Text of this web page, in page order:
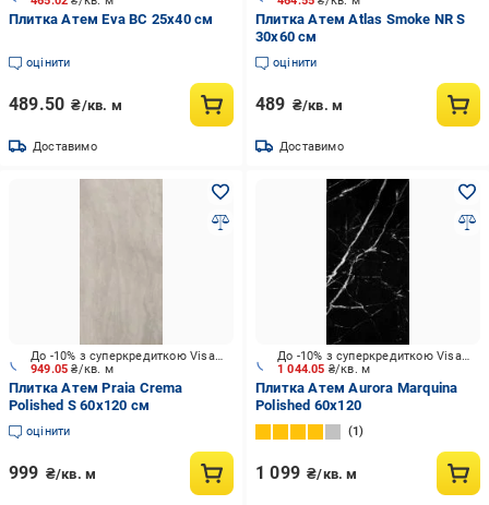
Плитка Атем Eva BC 25x40 см
оцінити
489.50 ₴/кв. м
Доставимо
Плитка Атем Atlas Smoke NR S
30x60 см
оцінити
489 ₴/кв. м
Доставимо
949.05₴/кв. м
До -10% з суперкредиткою Visa Вигода
Плитка Атем Praia Crema
Polished S 60x120 см
оцінити
999 ₴/кв. м
1 044.05 ₴/кв. м
До -10% з суперкредиткою Visa Вигода
Плитка Атем Aurora Marquina
Polished 60x120
1
1 099 ₴/кв. м